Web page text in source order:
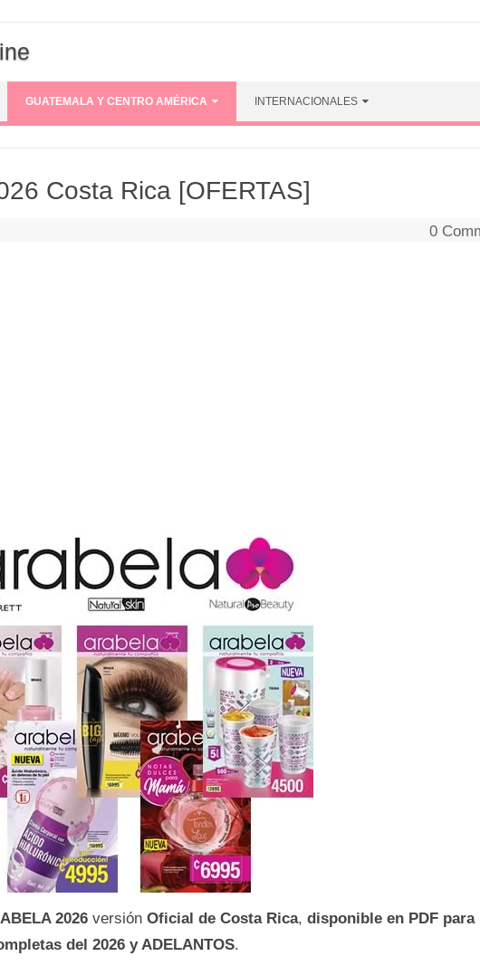
GUATEMALA Y CENTRO AMÉRICA INTERNACIONALES
Costa Rica [OFERTAS]
0
2026versión Oficial de Costa Rica, disponible en PDF para
del 2026 y ADELANTOS.